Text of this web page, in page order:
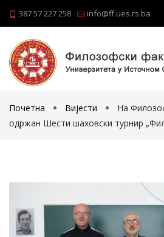
387 57 227 258 info@ff.ues.rs.ba
Почетна Вијести
На
одржан Шести шаховски турнир